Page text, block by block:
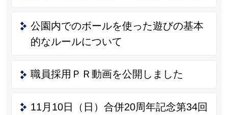
公園内でのボールを使った遊びの基本
的なルールについて
職員採用ＰＲ動画を公開しました
11月10日（日）合併20周年記念第34回